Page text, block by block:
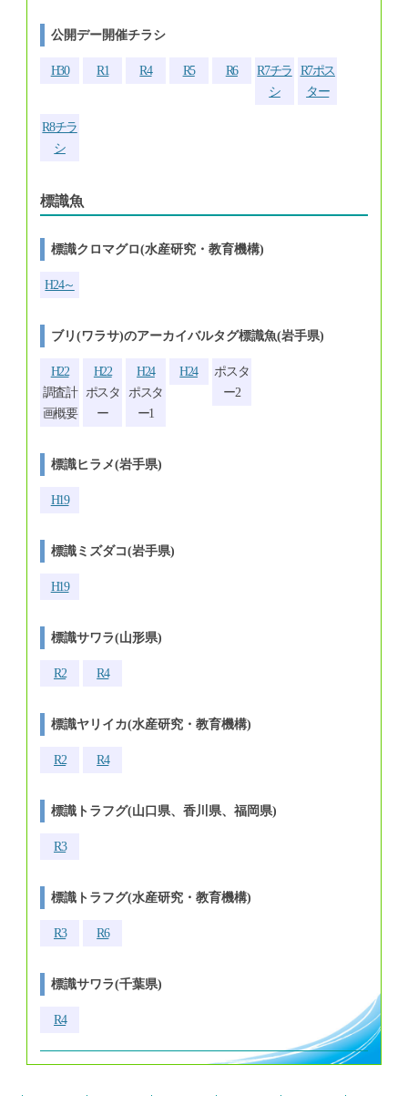
公開デー開催チラシ
H30 R1 R4 R5 R6
R7チラ
シ
R7ポス
ター
R8チラ
シ
標識魚
標識クロマグロ(水産研究・教育機構)
H24～
ブリ(ワラサ)のアーカイバルタグ標識魚(岩手県)
H22
調査計
画概要
H22
ポスタ
ー
H24
ポスタ
ー1
H24
ポスタ
ー2
標識ヒラメ(岩手県)
H19
標識ミズダコ(岩手県)
H19
標識サワラ(山形県)
R2 R4
標識ヤリイカ(水産研究・教育機構)
R2 R4
標識トラフグ(山口県、香川県、福岡県)
R3
標識トラフグ(水産研究・教育機構)
R3 R6
標識サワラ(千葉県)
R4